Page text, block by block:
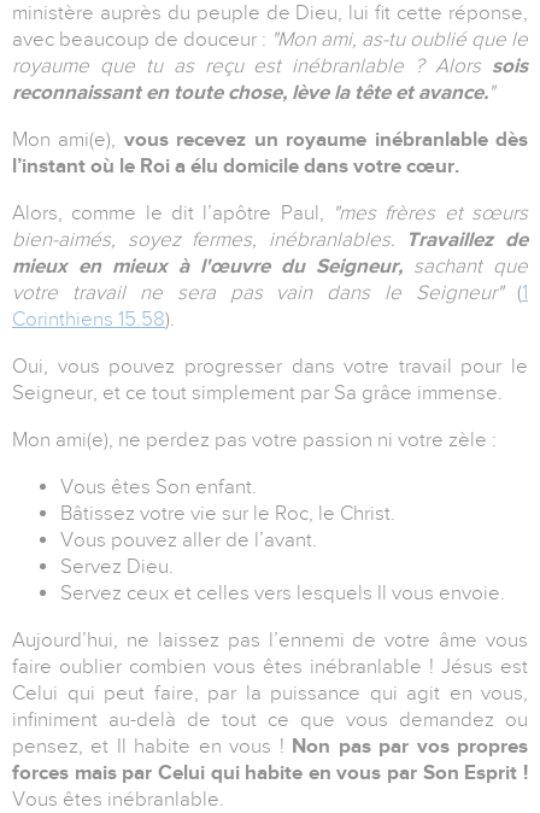
ministère auprès du peuple de Dieu, lui fit cette réponse,
avec beaucoup de douceur : "Mon ami, as-tu oublié que le
royaume que tu as reçu est inébranlable ? Alors sois
reconnaissant en toute chose, lève la tête et avance."
Mon ami(e), vous recevez un royaume inébranlable dès
l’instant où le Roi a élu domicile dans votre cœur.
Alors, comme le dit l’apôtre Paul, "mes frères et sœurs
bien-aimés, soyez fermes, inébranlables.
Travaillez de
mieux en mieux à l'œuvre du Seigneur, sachant que
votre travail ne sera pas vain dans le Seigneur"(1
Corinthiens 15.58).
Oui, vous pouvez progresser dans votre travail pour le
Seigneur, et ce tout simplement par Sa grâce immense.
Mon ami(e), ne perdez pas votre passion ni votre zèle :
Vous êtes Son enfant.
Bâtissez votre vie sur le Roc, le Christ.
Vous pouvez aller de l’avant.
Servez Dieu.
Servez ceux et celles vers lesquels Il vous envoie.
Aujourd’hui, ne laissez pas l’ennemi de votre âme vous
faire oublier combien vous êtes inébranlable ! Jésus est
Celui qui peut faire, par la puissance qui agit en vous,
infiniment au-delà de tout ce que vous demandez ou
pensez, et Il habite en vous ! Non pas par vos propres
forces mais par Celui qui habite en vous par Son Esprit !
Vous êtes inébranlable.